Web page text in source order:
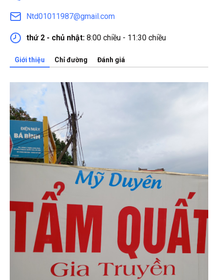
Ntd01011987@gmail.com
thứ 2 - chủ nhật: 8:00 chiều - 11:30 chiều
Giới thiệu Chỉ đường Đánh giá